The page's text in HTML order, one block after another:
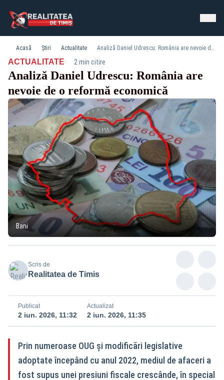
Acasă Știri Actualitate Analiză Daniel Udrescu: România are nevoie de o reformă economică
ACTUALITATE· 2 min citire
Analiză Daniel Udrescu: România are
nevoie de o reformă economică
Bani
Scris de
Realitatea de Timis
Publicat
2 iun. 2026, 11:32
Actualizat
2 iun. 2026, 11:35
Prin numeroase OUG și modificări legislative
adoptate începând cu anul 2022, mediul de afaceri a
fost supus unei presiuni fiscale crescânde, în special